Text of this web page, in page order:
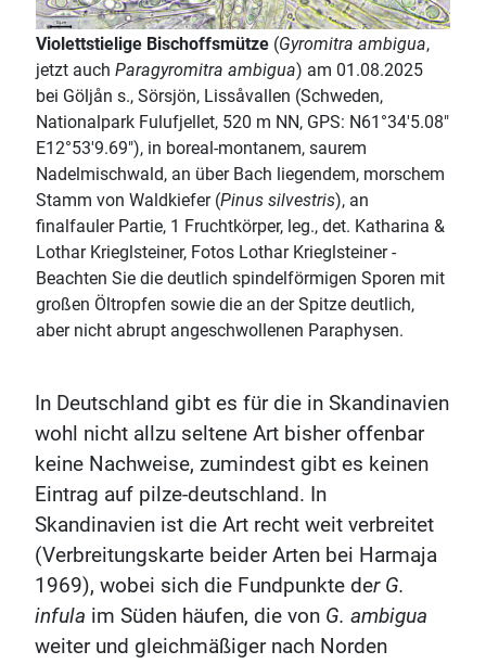
Violettstielige Bischoffsmütze (Gyromitra ambigua,
jetzt auch Paragyromitra ambigua) am 01.08.2025
bei Göljån s., Sörsjön, Lissåvallen (Schweden,
Nationalpark Fulufjellet, 520 m NN, GPS: N61°34'5.08"
E12°53'9.69"), in boreal-montanem, saurem
Nadelmischwald, an über Bach liegendem, morschem
Stamm von Waldkiefer (Pinus silvestris), an
finalfauler Partie, 1 Fruchtkörper, leg., det. Katharina &
Lothar Krieglsteiner, Fotos Lothar Krieglsteiner -
Beachten Sie die deutlich spindelförmigen Sporen mit
großen Öltropfen sowie die an der Spitze deutlich,
aber nicht abrupt angeschwollenen Paraphysen.
In Deutschland gibt es für die in Skandinavien
wohl nicht allzu seltene Art bisher offenbar
keine Nachweise, zumindest gibt es keinen
Eintrag auf pilze-deutschland. In
Skandinavien ist die Art recht weit verbreitet
(Verbreitungskarte beider Arten bei Harmaja
1969), wobei sich die Fundpunkte der G.
infula im Süden häufen, die von G. ambigua
weiter und gleichmäßiger nach Norden